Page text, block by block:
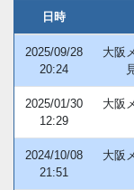
日時
2025/09/28
20:24
大阪
2025/01/30
12:29
大阪
2024/10/08
21:51
大阪